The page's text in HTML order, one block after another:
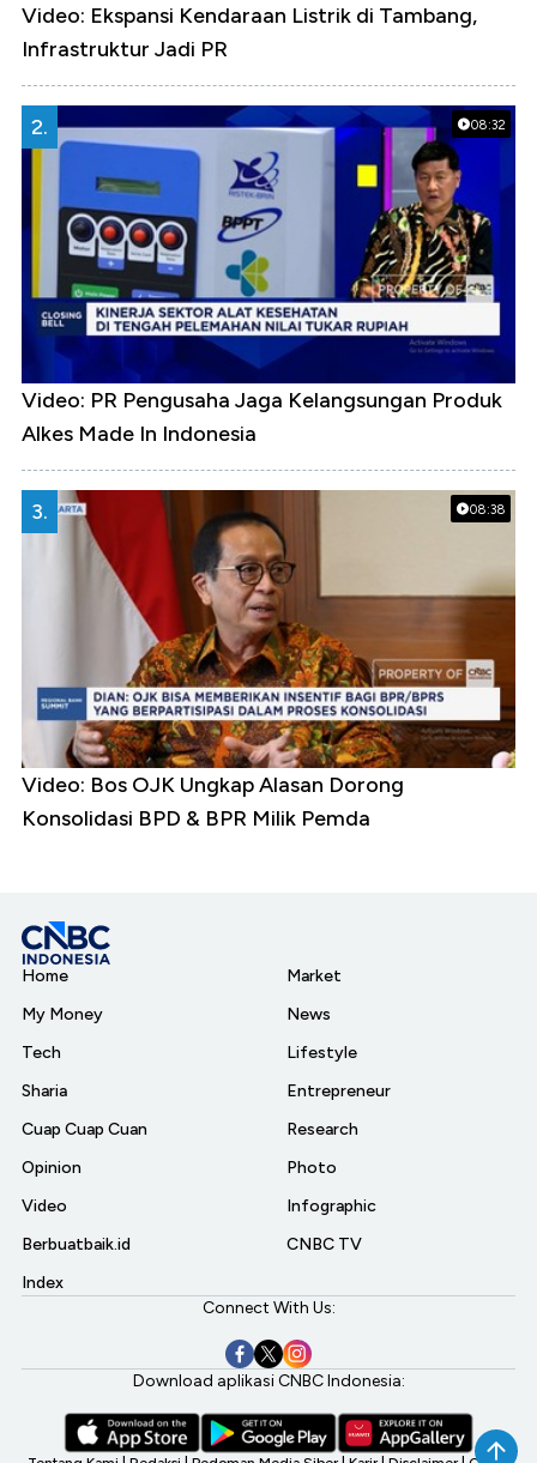
Video: Ekspansi Kendaraan Listrik di Tambang,
Infrastruktur Jadi PR
08:32
2.
Video: PR Pengusaha Jaga Kelangsungan Produk
Alkes Made In Indonesia
08:38
3.
Video: Bos OJK Ungkap Alasan Dorong
Konsolidasi BPD & BPR Milik Pemda
Home
My Money
Tech
Sharia
Cuap Cuap Cuan
Opinion
Video
Berbuatbaik.id
Index
Market
News
Lifestyle
Entrepreneur
Research
Photo
Infographic
CNBC TV
Connect With Us:
Download aplikasi CNBC Indonesia: